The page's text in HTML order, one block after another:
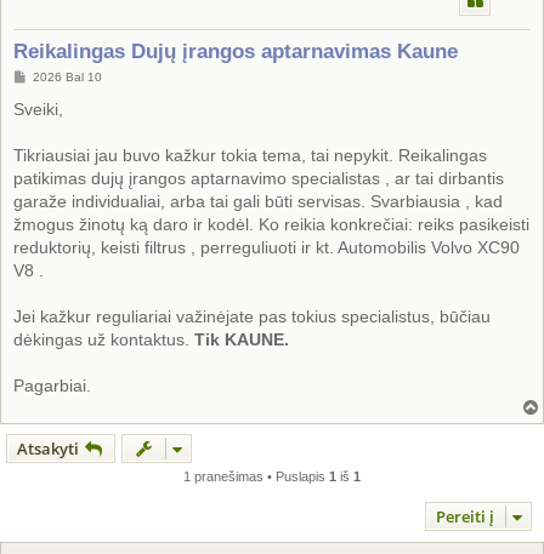
Reikalingas Dujų įrangos aptarnavimas Kaune
S
a
n
a
r
t
n
ė
2026 Bal 10
Sveiki,
Tikriausiai jau buvo kažkur tokia tema, tai nepykit. Reikalingas
patikimas dujų įrangos aptarnavimo specialistas , ar tai dirbantis
garaže individualiai, arba tai gali būti servisas. Svarbiausia , kad
žmogus žinotų ką daro ir kodėl. Ko reikia konkrečiai: reiks pasikeisti
reduktorių, keisti filtrus , perreguliuoti ir kt. Automobilis Volvo XC90
V8 .
Jei kažkur reguliariai važinėjate pas tokius specialistus, būčiau
dėkingas už kontaktus. Tik KAUNE.
Pagarbiai.
Atsakyti
1 pranešimas • Puslapis 1 iš 1
Pereiti į